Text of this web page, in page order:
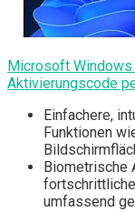
Microsoft
Aktivierungscode
Einfachere,
Funktionen
Biometrische
umfassend